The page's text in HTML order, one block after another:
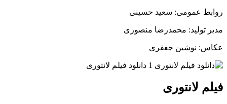
روابط عمومی: سعید حسینی
مدیر تولید: محمدرضا منصوری
عکاس: نوشین جعفری
فیلم لانتوری